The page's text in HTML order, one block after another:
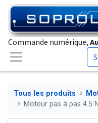
Commande numérique,
Tous les produits
Moteur pas à pas 4.5